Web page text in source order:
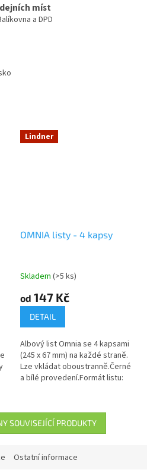
míst
a DPD
Lindner
OMNIA listy - 4 kapsy
Skladem (>5 ks)
od 147 Kč
DETAIL
Albový list Omnia se 4 kapsami
(245 x 67 mm) na každé straně.
Lze vkládat oboustranně.Černé
a bílé provedení.Formát listu:
SOUVISEJÍCÍ PRODUKTY
Ostatní informace